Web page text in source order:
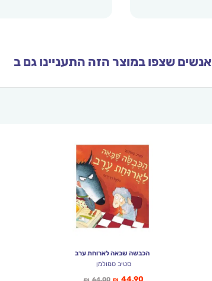
אנשים שצפו במוצר הזה התעניינו גם ב
הכבשה שבאה לארוחת ערב
סטיב סמולמן
המחיר44.90המחיר